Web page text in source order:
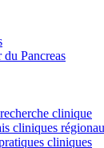
Pancreas
clinique
cliniques
cliniques